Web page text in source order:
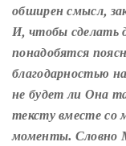
обширен смысл,
И, чтобы сделать
понадобятся
благодарностью
не будет ли Она
тексту вместе со
моменты. Словно